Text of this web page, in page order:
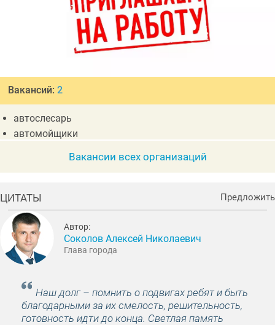
Вакансий: 2
автослесарь
автомойщики
Вакансии всех организаций
ЦИТАТЫ Предложить
Автор:
Соколов Алексей Николаевич
Глава города
Наш долг – помнить о подвигах ребят и быть
благодарными за их смелость, решительность,
готовность идти до конца. Светлая память